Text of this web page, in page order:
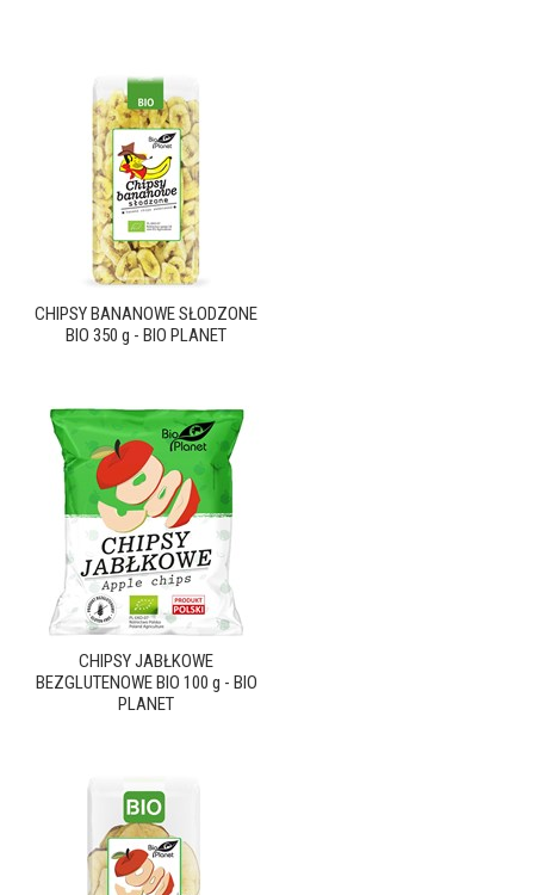
CHIPSY BANANOWE SŁODZONE
BIO 350 g - BIO PLANET
CHIPSY JABŁKOWE
BEZGLUTENOWE BIO 100 g - BIO
PLANET